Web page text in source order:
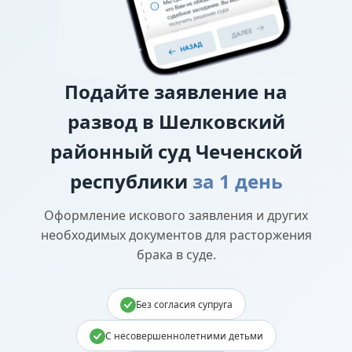
Подайте заявление на
развод в Шелковский
районный суд Чеченской
республики за 1 день
Оформление искового заявления и других
необходимых документов для расторжения
брака в суде.
Без согласия супруга
С несовершеннолетними детьми